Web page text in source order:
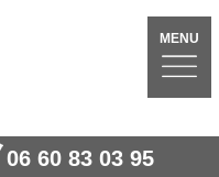
MENU
06 60 83 03 95